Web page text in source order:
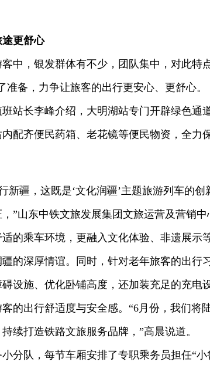
更舒心
，银发群体有不少，团队集中，对此特
备，力争让旅客的出行更安心、更舒心。
长李峰介绍，大明湖站专门开辟绿色通
配齐便民药箱、老花镜等便民物资，全力
疆，这既是‘文化润疆’主题旅游列车的创
”山东中铁文旅发展集团文旅运营及营销
的乘车环境，更融入文化体验、非遗展示
的深厚情谊。同时，针对老年旅客的出行
设施、优化卧铺高度，还加装充足的充电
的出行舒适度与安全感。“6月份，我们将
续打造铁路文旅服务品牌，”高晨说道。
队，每节车厢安排了专职乘务员担任“小